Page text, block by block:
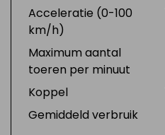
Acceleratie (0-100
km/h)
Maximum aantal
toeren per minuut
Koppel
Gemiddeld verbruik